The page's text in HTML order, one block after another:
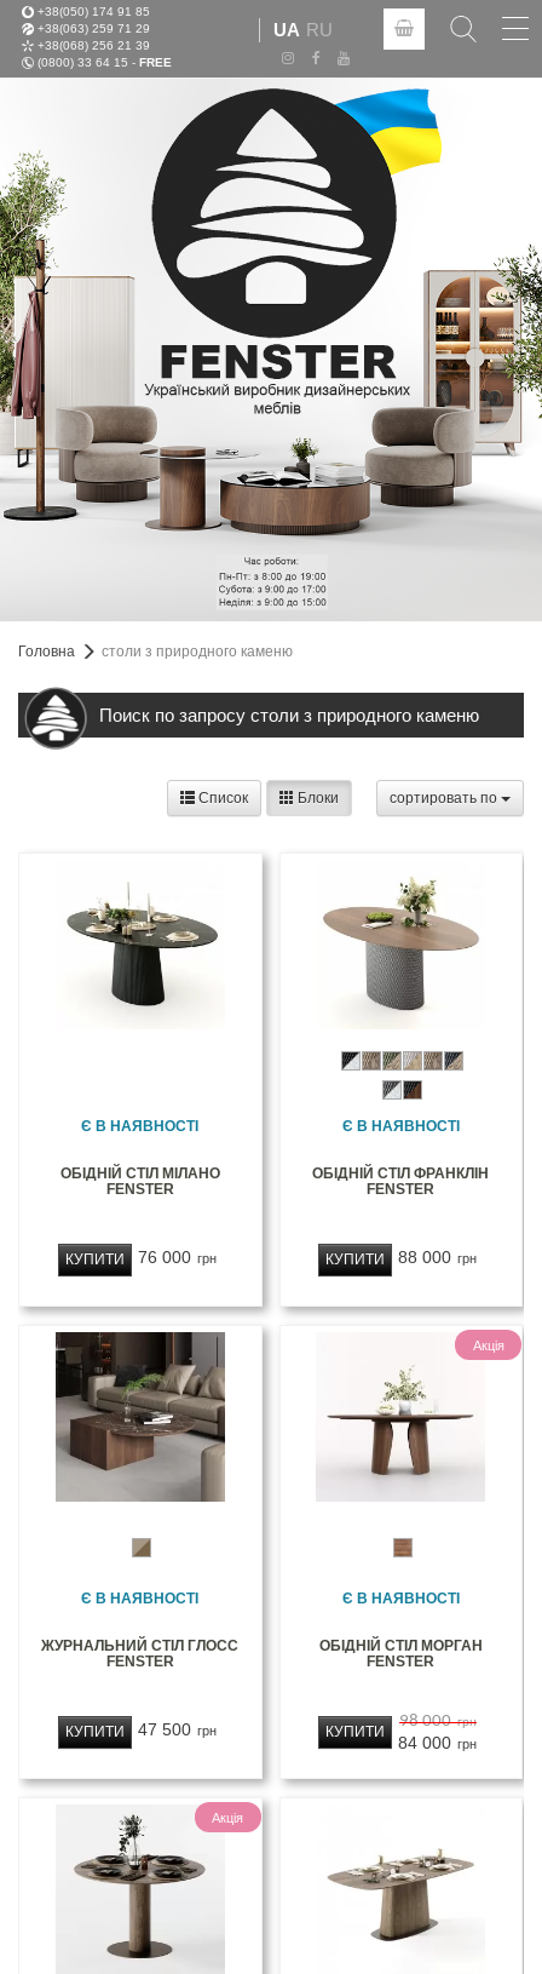
+38(050) 174 91 85
+38(063) 259 71 29
+38(068) 256 21 39
(0800) 33 64 15 - FREE
UA RU
Головна столи з природного каменю
Поиск по запросу столи з природного каменю
cортировать по
Список Блоки
Є В НАЯВНОСТІ
ОБІДНІЙ СТІЛ МІЛАНО
FENSTER
76 000 грн
КУПИТИ
Є В НАЯВНОСТІ
ОБІДНІЙ СТІЛ ФРАНКЛІН
FENSTER
88 000 грн
КУПИТИ
Є В НАЯВНОСТІ
ЖУРНАЛЬНИЙ СТІЛ ГЛОСС
FENSTER
47 500 грн
КУПИТИ
Акція
Є В НАЯВНОСТІ
ОБІДНІЙ СТІЛ МОРГАН
FENSTER
98 000 грн
84 000 грн
КУПИТИ
Акція